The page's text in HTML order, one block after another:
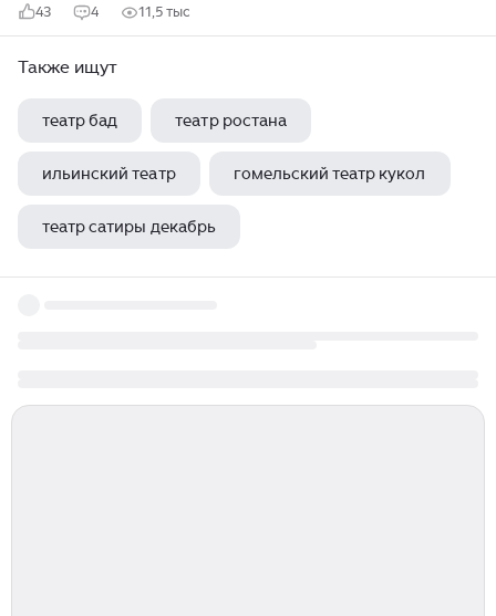
43 4 11,5 тыс
Также ищут
театр бад театр ростана
ильинский театр гомельский театр кукол
театр сатиры декабрь